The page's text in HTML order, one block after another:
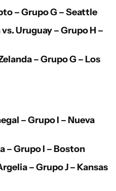
– Grupo G – Seattle
vs.Uruguay– Grupo H –
– Grupo G – Los
– Grupo I – Nueva
– Grupo I – Boston
– Grupo J – Kansas